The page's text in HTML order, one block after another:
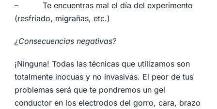
– Te encuentras mal el día del experimento
(resfriado, migrañas, etc.)
¿Consecuencias negativas?
¡Ninguna! Todas las técnicas que utilizamos son
totalmente inocuas y no invasivas. El peor de tus
problemas será que te pondremos un gel
conductor en los electrodos del gorro, cara, brazo